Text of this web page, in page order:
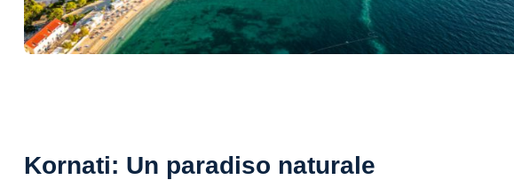
Kornati: Un paradiso naturale